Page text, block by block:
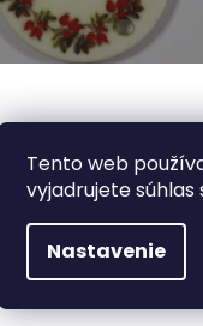
Tento web
vyjadrujete
Nastavenie